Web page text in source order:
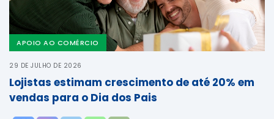
APOIO AO COMÉRCIO
29 DE JULHO DE 2026
Lojistas estimam crescimento de até 20% em
vendas para o Dia dos Pais